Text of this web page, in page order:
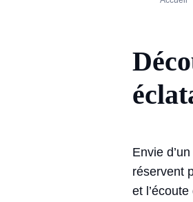
Envie
réservent
et